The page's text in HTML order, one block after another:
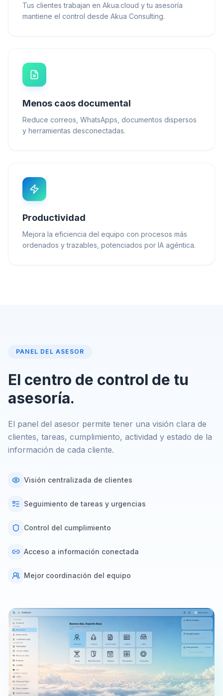
Tus clientes trabajan en Akua.cloud y tu asesoría
mantiene el control desde Akua Consulting.
Menos caos documental
Reduce correos, WhatsApps, documentos dispersos
y herramientas desconectadas.
Productividad
Mejora la eficiencia del equipo con procesos más
ordenados y trazables, potenciados por IA agéntica.
PANEL DEL ASESOR
El centro de control de tu
asesoría.
El panel del asesor permite tener una visión clara de
clientes, tareas, cumplimiento, actividad y estado de la
información de cada cliente.
Visión centralizada de clientes
Seguimiento de tareas y urgencias
Control del cumplimiento
Acceso a información conectada
Mejor coordinación del equipo